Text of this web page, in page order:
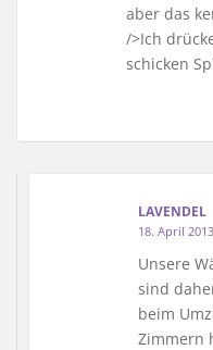
aber das
/>Ich
schicken
LAVENDEL
18. April
Unsere
sind
beim
Zimmern